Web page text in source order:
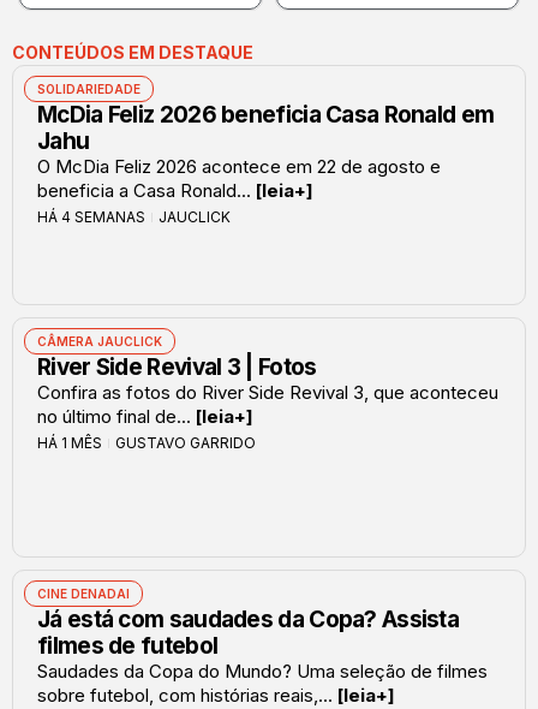
CONTEÚDOS EM DESTAQUE
SOLIDARIEDADE
McDia Feliz 2026 beneficia Casa Ronald em
Jahu
O McDia Feliz 2026 acontece em 22 de agosto e
beneficia a Casa Ronald... [leia+]
HÁ 4 SEMANAS JAUCLICK
CÂMERA JAUCLICK
River Side Revival 3 | Fotos
Confira as fotos do River Side Revival 3, que aconteceu
no último final de... [leia+]
HÁ 1 MÊS GUSTAVO GARRIDO
CINE DENADAI
Já está com saudades da Copa? Assista
filmes de futebol
Saudades da Copa do Mundo? Uma seleção de filmes
sobre futebol, com histórias reais,... [leia+]